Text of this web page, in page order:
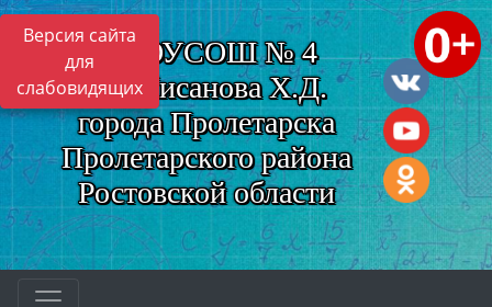
Версия сайта
для
слабовидящих
МБОУСОШ № 4
им. Нисанова Х.Д.
города Пролетарска
Пролетарского района
Ростовской области